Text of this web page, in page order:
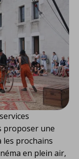
proposer une
prochains
en plein air,